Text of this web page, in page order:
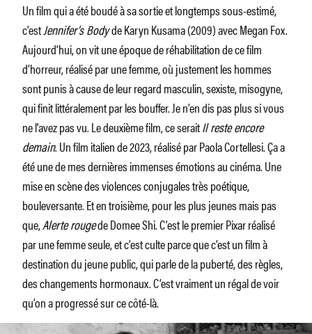
Un film qui a été boudé à sa sortie et longtemps sous-estimé,
c’estJennifer’s Bodyde Karyn Kusama (2009) avec Megan Fox.
Aujourd’hui, on vit une époque de réhabilitation de ce film
d’horreur, réalisé par une femme, où justement les hommes
sont punis à cause de leur regard masculin, sexiste, misogyne,
qui finit littéralement par les bouffer. Je n’en dis pas plus si vous
ne l’avez pas vu. Le deuxième film, ce seraitIl reste encore
demain. Un film italien de 2023, réalisé par Paola Cortellesi. Ça a
été une de mes dernières immenses émotions au cinéma. Une
mise en scène des violences conjugales très poétique,
bouleversante. Et en troisième, pour les plus jeunes mais pas
que,Alerte rougede Domee Shi. C’est le premier Pixar réalisé
par une femme seule, et c’est culte parce que c’est un film à
destination du jeune public, qui parle de la puberté, des règles,
des changements hormonaux. C’est vraiment un régal de voir
qu’on a progressé sur ce côté-là.